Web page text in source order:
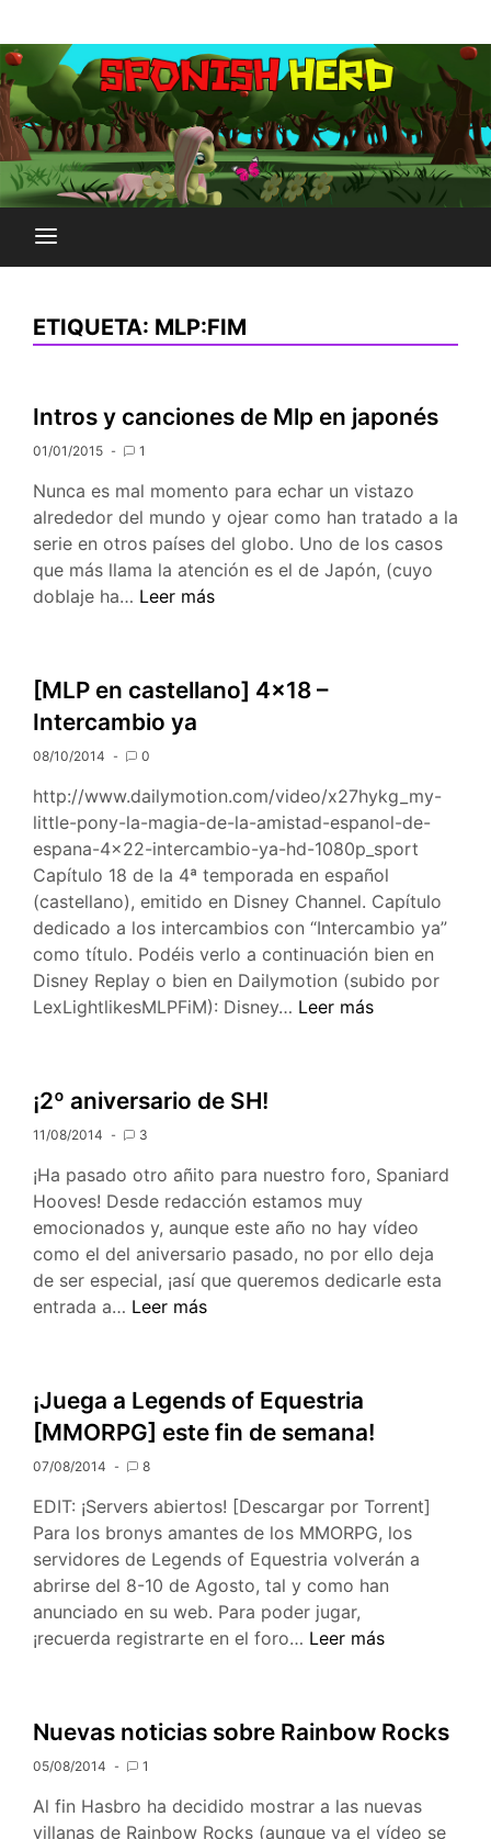
al
contenido
SPONISH HERD
ETIQUETA: MLP:FIM
Intros y canciones de Mlp en japonés
01/01/2015 1
Nunca es mal momento para echar un vistazo
alrededor del mundo y ojear como han tratado a la
serie en otros países del globo. Uno de los casos
que más llama la atención es el de Japón, (cuyo
doblaje ha… Intros
Mlp
en
japonés
Leer más
[MLP en castellano] 4×18 –
Intercambio ya
08/10/2014 0
http://www.dailymotion.com/video/x27hykg_my-
little-pony-la-magia-de-la-amistad-espanol-de-
espana-4×22-intercambio-ya-hd-1080p_sport
Capítulo 18 de la 4ª temporada en español
(castellano), emitido en Disney Channel. Capítulo
dedicado a los intercambios con “Intercambio ya”
como título. Podéis verlo a continuación bien en
Disney Replay o bien en Dailymotion (subido por
LexLightlikesMLPFiM): Disney… [MLP
Leer más
¡2º aniversario de SH!
11/08/2014 3
¡Ha pasado otro añito para nuestro foro, Spaniard
Hooves! Desde redacción estamos muy
emocionados y, aunque este año no hay vídeo
como el del aniversario pasado, no por ello deja
de ser especial, ¡así que queremos dedicarle esta
entrada a… ¡2º
Leer más
¡Juega a Legends of Equestria
[MMORPG] este fin de semana!
07/08/2014 8
EDIT: ¡Servers abiertos! [Descargar por Torrent]
Para los bronys amantes de los MMORPG, los
servidores de Legends of Equestria volverán a
abrirse del 8-10 de Agosto, tal y como han
anunciado en su web. Para poder jugar,
¡recuerda registrarte en el foro… ¡Juega
Equestria
este
fin
Leer más
Nuevas noticias sobre Rainbow Rocks
05/08/2014 1
Al fin Hasbro ha decidido mostrar a las nuevas
villanas de Rainbow Rocks (aunque ya el vídeo se